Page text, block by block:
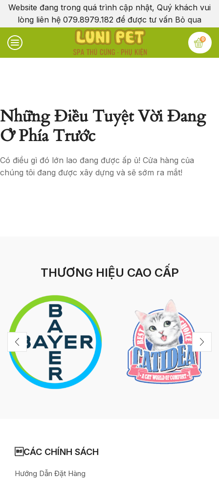
Website đang trong quá trình cập nhật, Quý khách vui
lòng liên hệ 079.8979.182 để được tư vấn Bỏ qua
0
Những Điều Tuyệt Vời Đang
Ở Phía Trước
Có điều gì đó lớn lao đang được ấp ủ! Cửa hàng của
chúng tôi đang được xây dựng và sẽ sớm ra mắt!
THƯƠNG HIỆU CAO CẤP
CÁC CHÍNH SÁCH
Hướng Dẫn Đặt Hàng